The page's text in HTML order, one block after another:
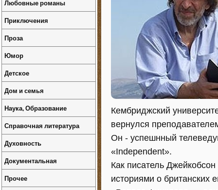
Кембриджский
вернулся
Он - успешнный
«Independent».
Как писатель
историями о британских
Любовные романы
Приключения
Проза
Юмор
Детское
Дом и семья
Наука, Образование
Справочная литература
Духовность
Документальная
Прочее